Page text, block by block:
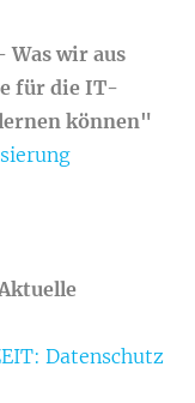
Was wir aus
für die IT-
können"
Datenschutz